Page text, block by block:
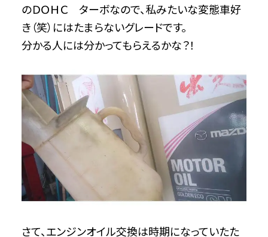
のＤＯＨＣ ターボなので、私みたいな変態車好
き（笑）にはたまらないグレードです。
分かる人には分かってもらえるかな？！
さて、エンジンオイル交換は時期になっていたた